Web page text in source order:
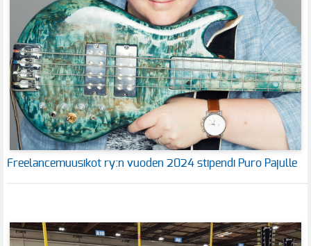
Freelancemuusikot ry:n vuoden 2024 stipendi Puro Pajulle